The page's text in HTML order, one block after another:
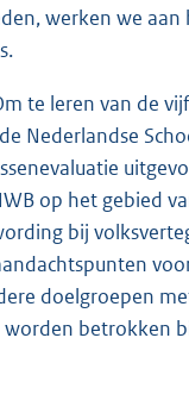
werken we aan
te leren van de
Nederlandse
op het gebied
bij
doelgroepen
worden betrokken